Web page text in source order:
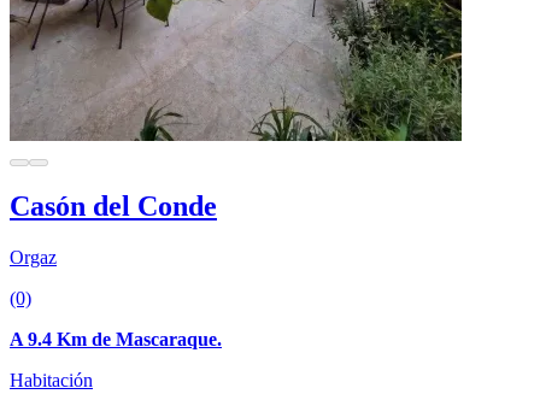
Casón del Conde
Orgaz
(0)
A 9.4 Km de Mascaraque.
Habitación